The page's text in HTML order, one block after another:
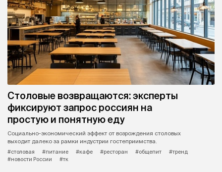
Столовые возвращаются: эксперты
фиксируют запрос россиян на
простую и понятную еду
Социально-экономический эффект от возрождения столовых
выходит далеко за рамки индустрии гостеприимства.
#столовая
#питание #кафе #ресторан #общепит
#тренд
#новости России
#тк